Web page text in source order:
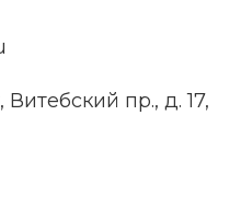
пр., д. 17,